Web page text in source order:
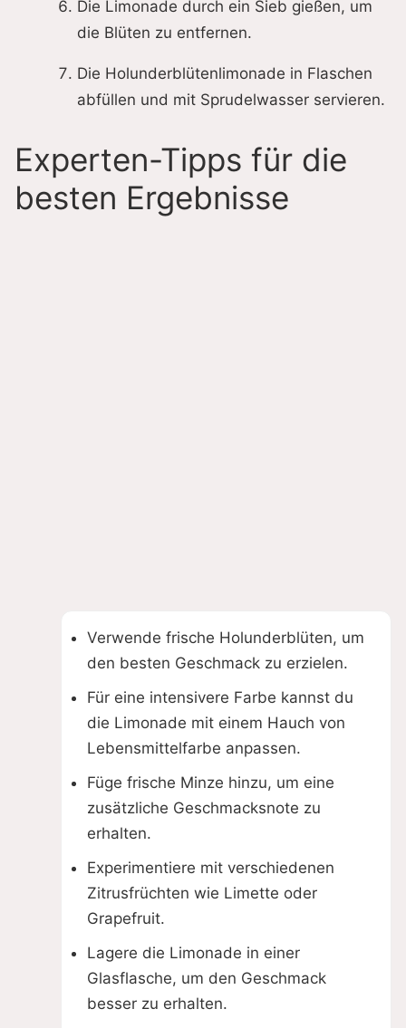
Die Limonade durch ein Sieb gießen, um
die Blüten zu entfernen.
Die Holunderblütenlimonade in Flaschen
abfüllen und mit Sprudelwasser servieren.
Experten-Tipps für die
besten Ergebnisse
Verwende frische Holunderblüten, um
den besten Geschmack zu erzielen.
Für eine intensivere Farbe kannst du
die Limonade mit einem Hauch von
Lebensmittelfarbe anpassen.
Füge frische Minze hinzu, um eine
zusätzliche Geschmacksnote zu
erhalten.
Experimentiere mit verschiedenen
Zitrusfrüchten wie Limette oder
Grapefruit.
Lagere die Limonade in einer
Glasflasche, um den Geschmack
besser zu erhalten.